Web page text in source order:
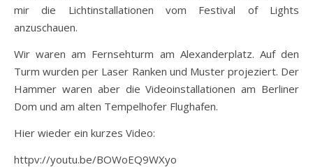
mir die Lichtinstallationen vom Festival of Lights
anzuschauen.
Wir waren am Fernsehturm am Alexanderplatz. Auf den
Turm wurden per Laser Ranken und Muster projeziert. Der
Hammer waren aber die Videoinstallationen am Berliner
Dom und am alten Tempelhofer Flughafen.
Hier wieder ein kurzes Video:
httpv://youtu.be/BOWoEQ9WXyo